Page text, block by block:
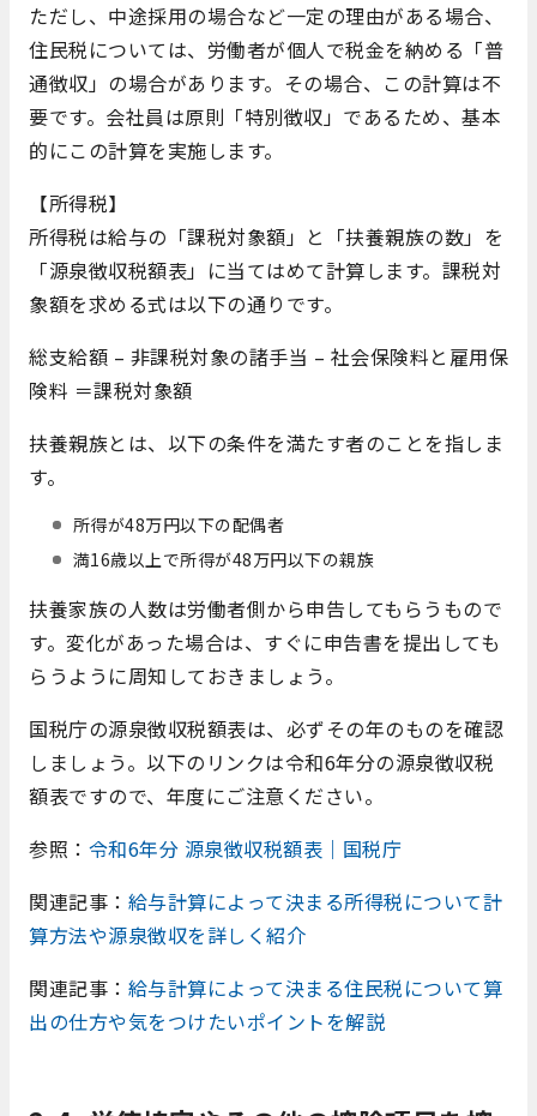
ただし、中途採用の場合など一定の理由がある場合、
住民税については、労働者が個人で税金を納める「普
通徴収」の場合があります。その場合、この計算は不
要です。会社員は原則「特別徴収」であるため、基本
的にこの計算を実施します。
【所得税】
所得税は給与の「課税対象額」と「扶養親族の数」を
「源泉徴収税額表」に当てはめて計算します。課税対
象額を求める式は以下の通りです。
総支給額 – 非課税対象の諸手当 – 社会保険料と雇用保
険料 ＝課税対象額
扶養親族とは、以下の条件を満たす者のことを指しま
す。
所得が48万円以下の配偶者
満16歳以上で所得が48万円以下の親族
扶養家族の人数は労働者側から申告してもらうもので
す。変化があった場合は、すぐに申告書を提出しても
らうように周知しておきましょう。
国税庁の源泉徴収税額表は、必ずその年のものを確認
しましょう。以下のリンクは令和6年分の源泉徴収税
額表ですので、年度にご注意ください。
参照： 令和6年分 源泉徴収税額表｜国税庁
関連記事： 給与計算によって決まる所得税について計
算方法や源泉徴収を詳しく紹介
関連記事： 給与計算によって決まる住民税について算
出の仕方や気をつけたいポイントを解説